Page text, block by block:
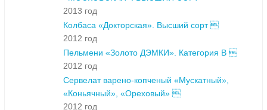
2013 год
Колбаса «Докторская». Высший сорт 
2012 год
Пельмени «Золото ДЭМКИ». Категория В 
2012 год
Сервелат варено-копченый «Мускатный»,
«Коньячный», «Ореховый» 
2012 год